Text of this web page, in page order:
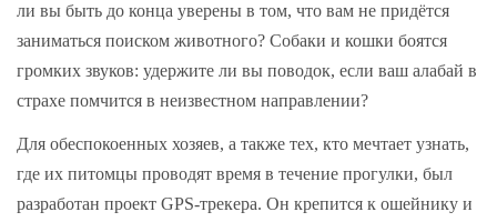
ли вы быть до конца уверены в том, что вам не придётся
заниматься поиском животного? Собаки и кошки боятся
громких звуков: удержите ли вы поводок, если ваш алабай в
страхе помчится в неизвестном направлении?
Для обеспокоенных хозяев, а также тех, кто мечтает узнать,
где их питомцы проводят время в течение прогулки, был
разработан проект GPS-трекера. Он крепится к ошейнику и